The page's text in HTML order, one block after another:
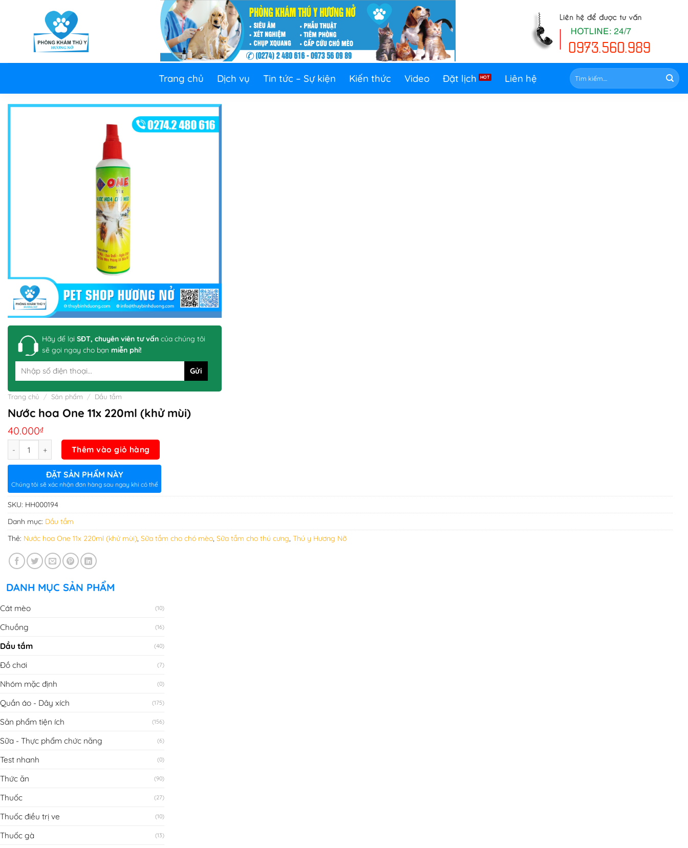
Trang chủ Dịch vụ Tin tức – Sự kiện Kiến thức Video Đặt lịch Liên hệ
Tìm
kiếm:
Hãy để lại SĐT, chuyên viên tư vấn của chúng tôi
sẽ gọi ngay cho bạn miễn phí!
Trang chủ / Sản phẩm / Dầu tắm
Nước hoa One 11x 220ml (khử mùi)
40.000₫
Thêm vào giỏ hàng
ĐẶT SẢN PHẨM NÀY
Chúng tôi sẽ xác nhận đơn hàng sau ngay khi có thể
SKU: HH000194
Danh mục: Dầu tắm
Thẻ: Nước hoa One 11x 220ml (khử mùi), Sữa tắm cho chó mèo, Sữa tắm cho thú cưng, Thú y Hương Nỡ
DANH MỤC SẢN PHẨM
Cát mèo (10)
Chuồng (16)
Dầu tắm (40)
Đồ chơi (7)
Nhóm mặc định (0)
Quần áo - Dây xích (175)
Sản phẩm tiện ích (156)
Sữa - Thực phẩm chức năng (6)
Test nhanh (0)
Thức ăn (90)
Thuốc (27)
Thuốc điều trị ve (10)
Thuốc gà (13)